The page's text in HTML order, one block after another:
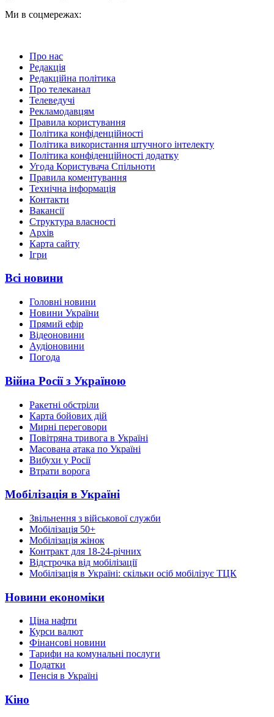
Ми в соцмережах:
Про нас
Редакція
Редакційна політика
Про телеканал
Телеведучі
Рекламодавцям
Правила користування
Політика конфіденційності
Політика використання штучного інтелекту
Політика конфіденційності додатку
Угода Користувача Спільноти
Правила коментування
Технічна інформація
Контакти
Вакансії
Структура власності
Архів
Карта сайту
Ігри
Всі новини
Головні новини
Новини України
Прямий ефір
Відеоновини
Аудіоновини
Погода
Війна Росії з Україною
Ракетні обстріли
Карта бойових дій
Мирні переговори
Повітряна тривога в Україні
Масована атака по Україні
Вибухи у Росії
Втрати ворога
Мобілізація в Україні
Звільнення з військової служби
Мобілізація 50+
Мобілізація жінок
Контракт для 18-24-річних
Відстрочка від мобілізації
Мобілізація в Україні: скільки осіб мобілізує ТЦК
Новини економіки
Ціна нафти
Курси валют
Фінансові новини
Тарифи на комунальні послуги
Податки
Пенсія в Україні
Кіно